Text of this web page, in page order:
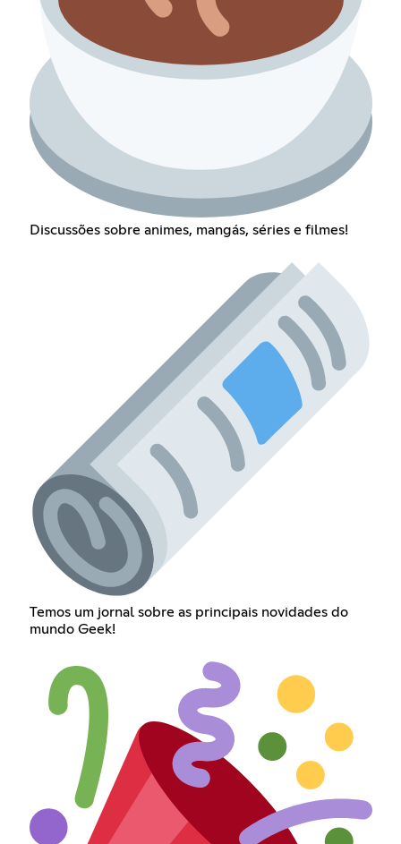
Discussões sobre animes, mangás, séries e filmes!
Temos um jornal sobre as principais novidades do
mundo Geek!